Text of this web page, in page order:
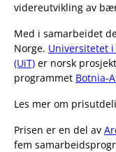
videreutvikling av
Med i samarbeidet
Norge. Universitetet
(UiT) er norsk
programmet Botnia-
Les mer om
Prisen er en del av
fem